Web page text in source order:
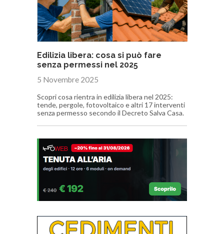
Edilizia libera: cosa si può fare
senza permessi nel 2025
5 Novembre 2025
Scopri cosa rientra in edilizia libera nel 2025:
tende, pergole, fotovoltaico e altri 17 interventi
senza permesso secondo il Decreto Salva Casa.